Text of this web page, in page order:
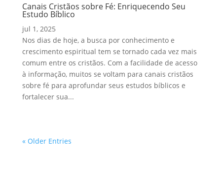
Canais Cristãos sobre Fé: Enriquecendo Seu
Estudo Bíblico
jul 1, 2025
Nos dias de hoje, a busca por conhecimento e
crescimento espiritual tem se tornado cada vez mais
comum entre os cristãos. Com a facilidade de acesso
à informação, muitos se voltam para canais cristãos
sobre fé para aprofundar seus estudos bíblicos e
fortalecer sua...
« Older Entries